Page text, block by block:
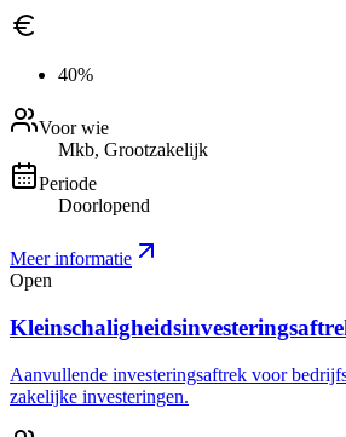
40%
Voor wie
Mkb, Grootzakelijk
Periode
Doorlopend
Meer informatie
Open
Aanvullende investeringsaftrek voor
zakelijke investeringen.